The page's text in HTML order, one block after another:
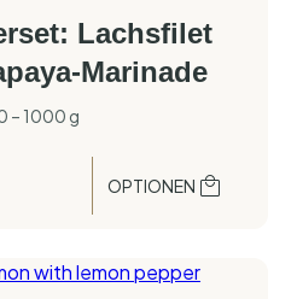
Lachsfilet
Marinade
– 1000 g
OPTIONEN